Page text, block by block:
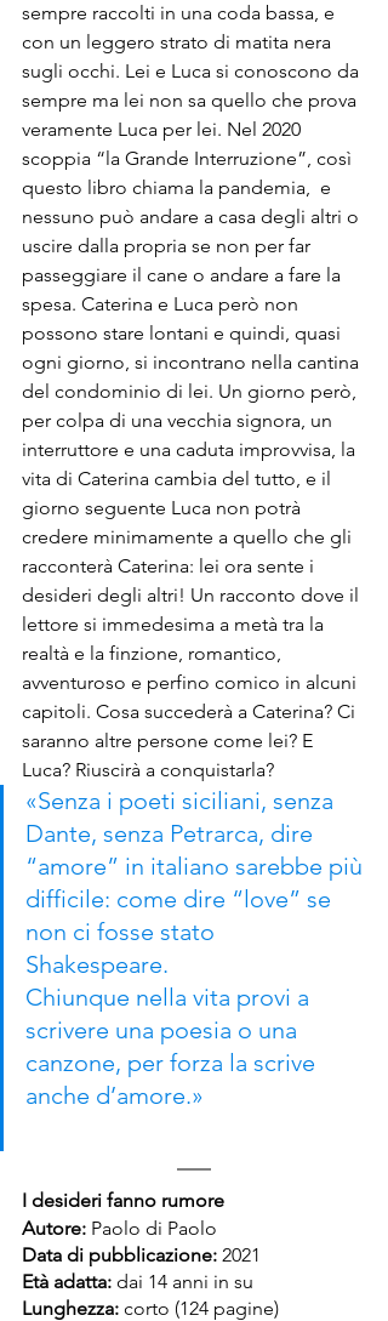
sempre raccolti in una coda bassa, e
con un leggero strato di matita nera
sugli occhi. Lei e Luca si conoscono da
sempre ma lei non sa quello che prova
veramente Luca per lei. Nel 2020
scoppia “la Grande Interruzione”, così
questo libro chiama la pandemia,  e
nessuno può andare a casa degli altri o
uscire dalla propria se non per far
passeggiare il cane o andare a fare la
spesa. Caterina e Luca però non
possono stare lontani e quindi, quasi
ogni giorno, si incontrano nella cantina
del condominio di lei. Un giorno però,
per colpa di una vecchia signora, un
interruttore e una caduta improvvisa, la
vita di Caterina cambia del tutto, e il
giorno seguente Luca non potrà
credere minimamente a quello che gli
racconterà Caterina: lei ora sente i
desideri degli altri! Un racconto dove il
lettore si immedesima a metà tra la
realtà e la finzione, romantico,
avventuroso e perfino comico in alcuni
capitoli. Cosa succederà a Caterina? Ci
saranno altre persone come lei? E
Luca? Riuscirà a conquistarla?
«Senza i poeti siciliani, senza
Dante, senza Petrarca, dire
“amore” in italiano sarebbe più
difficile: come dire “love” se
non ci fosse stato
Shakespeare.
Chiunque nella vita provi a
scrivere una poesia o una
canzone, per forza la scrive
anche d’amore.»
I desideri fanno rumore
Autore: Paolo di Paolo
Data di pubblicazione: 2021
Età adatta: dai 14 anni in su
Lunghezza: corto (124 pagine)